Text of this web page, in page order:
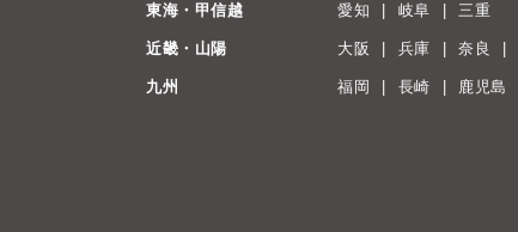
東海・甲信越 愛知 岐阜 三重
近畿・山陽 大阪 兵庫 奈良
九州 福岡 長崎 鹿児島